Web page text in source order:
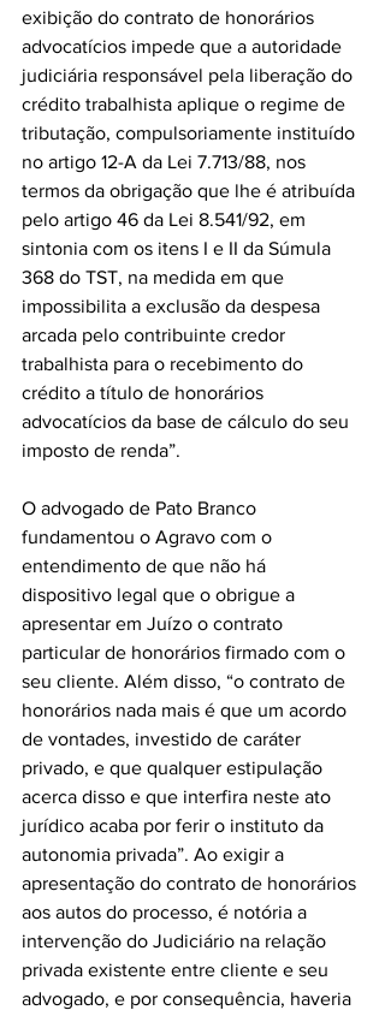
exibição do contrato de honorários
advocatícios impede que a autoridade
judiciária responsável pela liberação do
crédito trabalhista aplique o regime de
tributação, compulsoriamente instituído
no artigo 12-A da Lei 7.713/88, nos
termos da obrigação que lhe é atribuída
pelo artigo 46 da Lei 8.541/92, em
sintonia com os itens I e II da Súmula
368 do TST, na medida em que
impossibilita a exclusão da despesa
arcada pelo contribuinte credor
trabalhista para o recebimento do
crédito a título de honorários
advocatícios da base de cálculo do seu
imposto de renda”.
O advogado de Pato Branco
fundamentou o Agravo com o
entendimento de que não há
dispositivo legal que o obrigue a
apresentar em Juízo o contrato
particular de honorários firmado com o
seu cliente. Além disso, “o contrato de
honorários nada mais é que um acordo
de vontades, investido de caráter
privado, e que qualquer estipulação
acerca disso e que interfira neste ato
jurídico acaba por ferir o instituto da
autonomia privada”. Ao exigir a
apresentação do contrato de honorários
aos autos do processo, é notória a
intervenção do Judiciário na relação
privada existente entre cliente e seu
advogado, e por consequência, haveria